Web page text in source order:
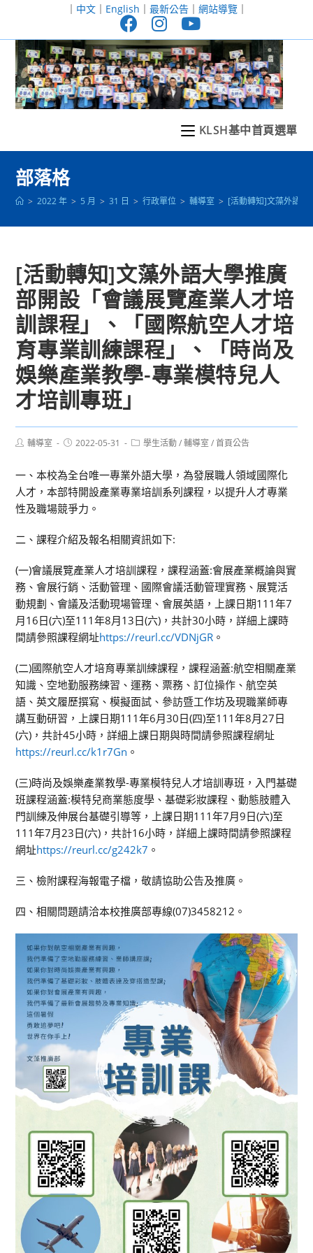
至
｜ 中文｜ English ｜ 最新公告｜ 網站導覽｜
KLSH基中首頁選單
部落格
> 2022 年 > 5 月 > 31 日 > 行政單位 > 輔導室 > [活動轉知]文藻外語大
[活動轉知]文藻外語大學推廣
部開設「會議展覽產業人才培
訓課程」、「國際航空人才培
育專業訓練課程」、「時尚及
娛樂產業教學-專業模特兒人
才培訓專班」
Post輔導室
Post2022-05-31
Post學生活動 / 輔導室 / 首頁公告
一、本校為全台唯一專業外語大學，為發展職人領域國際化
人才，本部特開設產業專業培訓系列課程，以提升人才專業
性及職場競爭力。
二、課程介紹及報名相關資訊如下:
(一)會議展覽產業人才培訓課程，課程涵蓋:會展產業概論與實
務、會展行銷、活動管理、國際會議活動管理實務、展覽活
動規劃、會議及活動現場管理、會展英語，上課日期111年7
月16日(六)至111年8月13日(六)，共計30小時，詳細上課時
間請參照課程網址https://reurl.cc/VDNjGR 。
(二)國際航空人才培育專業訓練課程，課程涵蓋:航空相關產業
知識、空地勤服務練習、運務、票務、訂位操作、航空英
語、英文履歷撰寫、模擬面試、參訪暨工作坊及現職業師專
講互動研習，上課日期111年6月30日(四)至111年8月27日
(六)，共計45小時，詳細上課日期與時間請參照課程網址
https://reurl.cc/k1r7Gn 。
(三)時尚及娛樂產業教學-專業模特兒人才培訓專班，入門基礎
班課程涵蓋:模特兒商業態度學、基礎彩妝課程、動態肢體入
門訓練及伸展台基礎引導等，上課日期111年7月9日(六)至
111年7月23日(六)，共計16小時，詳細上課時間請參照課程
網址https://reurl.cc/g242k7 。
三、檢附課程海報電子檔，敬請協助公告及推廣。
四、相關問題請洽本校推廣部專線(07)3458212。